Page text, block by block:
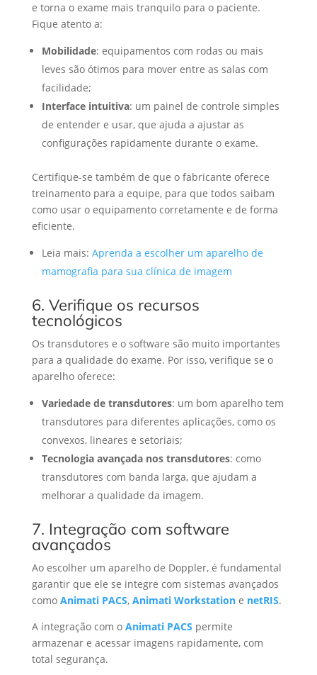
e torna o exame mais tranquilo para o paciente.
Fique atento a:
Mobilidade: equipamentos com rodas ou mais
leves são ótimos para mover entre as salas com
facilidade;
Interface intuitiva: um painel de controle simples
de entender e usar, que ajuda a ajustar as
configurações rapidamente durante o exame.
Certifique-se também de que o fabricante oferece
treinamento para a equipe, para que todos saibam
como usar o equipamento corretamente e de forma
eficiente.
Leia mais: Aprenda a escolher um aparelho de
mamografia para sua clínica de imagem
6. Verifique os recursos
tecnológicos
Os transdutores e o software são muito importantes
para a qualidade do exame. Por isso, verifique se o
aparelho oferece:
Variedade de transdutores: um bom aparelho tem
transdutores para diferentes aplicações, como os
convexos, lineares e setoriais;
Tecnologia avançada nos transdutores: como
transdutores com banda larga, que ajudam a
melhorar a qualidade da imagem.
7. Integração com software
avançados
Ao escolher um aparelho de Doppler, é fundamental
garantir que ele se integre com sistemas avançados
como Animati PACS, Animati Workstatione netRIS.
A integração com o Animati PACS permite
armazenar e acessar imagens rapidamente, com
total segurança.